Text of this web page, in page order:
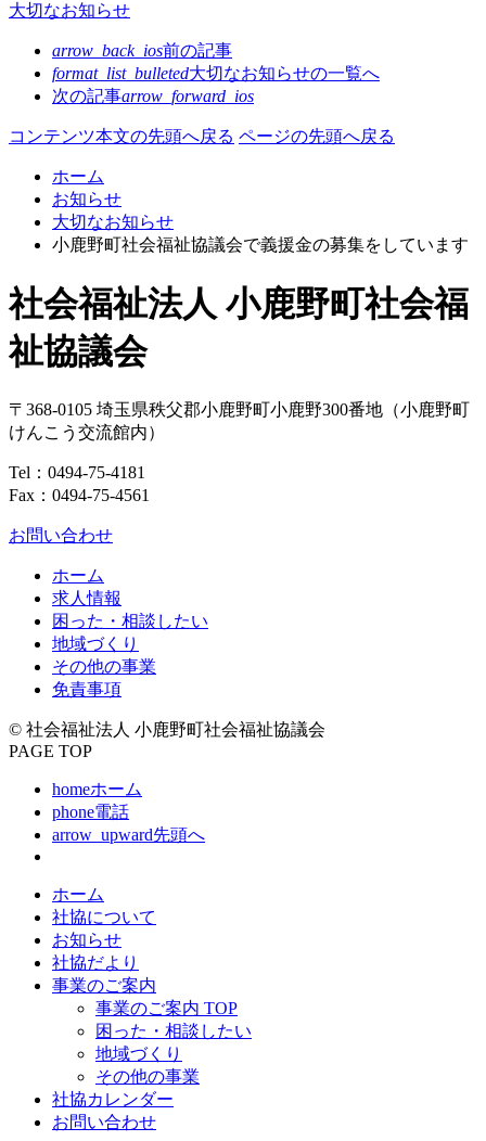
大切なお知らせ
arrow_back_ios前の記事
format_list_bulleted大切なお知らせの一覧へ
次の記事arrow_forward_ios
コンテンツ本文の先頭へ戻る ページの先頭へ戻る
ホーム
お知らせ
大切なお知らせ
小鹿野町社会福祉協議会で義援金の募集をしています
社会福祉法人 小鹿野町社会福
祉協議会
〒368-0105 埼玉県秩父郡小鹿野町小鹿野300番地 （小鹿野町
けんこう交流館内）
Tel： 0494-75-4181
Fax：0494-75-4561
お問い合わせ
ホーム
求人情報
困った・相談したい
地域づくり
その他の事業
免責事項
© 社会福祉法人 小鹿野町社会福祉協議会
PAGE TOP
homeホーム
phone電話
arrow_upward先頭へ
ホーム
社協について
お知らせ
社協だより
事業のご案内
事業のご案内 TOP
困った・相談したい
地域づくり
その他の事業
社協カレンダー
お問い合わせ